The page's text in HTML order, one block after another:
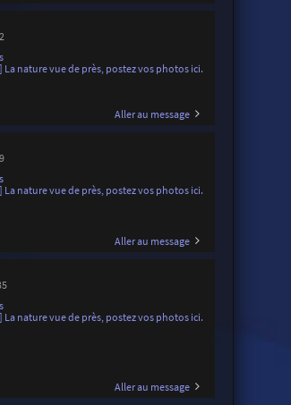
La nature vue de près, postez vos photos ici.
Aller au message
La nature vue de près, postez vos photos ici.
Aller au message
La nature vue de près, postez vos photos ici.
Aller au message